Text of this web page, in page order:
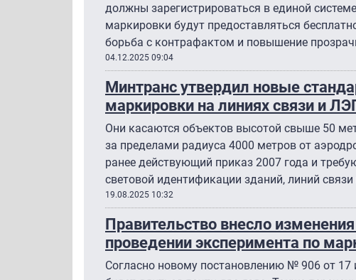
должны зарегистрироваться в единой
маркировки будут предоставляться
борьба с контрафактом и повышение
04.12.2025 09:04
Минтранс утвердил новые
маркировки на линиях связи и
Они касаются объектов высотой свыше 50
за пределами радиуса 4000 метров от
ранее действующий приказ 2007 года и
световой идентификации зданий, линий связи
19.08.2025 10:32
Правительство внесло
проведении эксперимента по
Согласно новому постановлению № 906 от 17